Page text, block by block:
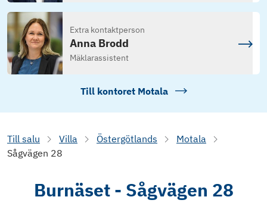
Extra kontaktperson
Anna Brodd
Mäklarassistent
Till kontoret Motala
Till salu Villa Östergötlands
Motala
Sågvägen 28
Burnäset - Sågvägen 28